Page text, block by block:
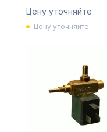
Цену уточняйте
Цену уточняйте